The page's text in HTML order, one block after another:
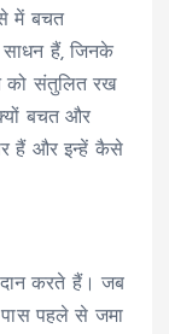
में बचत
हैं, जिनके
को संतुलित रख
बचत और
हैं और इन्हें कैसे
करते हैं। जब
पहले से जमा